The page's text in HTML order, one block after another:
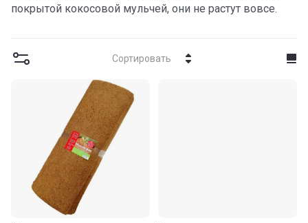
покрытой кокосовой мульчей, они не растут вовсе.
Сортировать